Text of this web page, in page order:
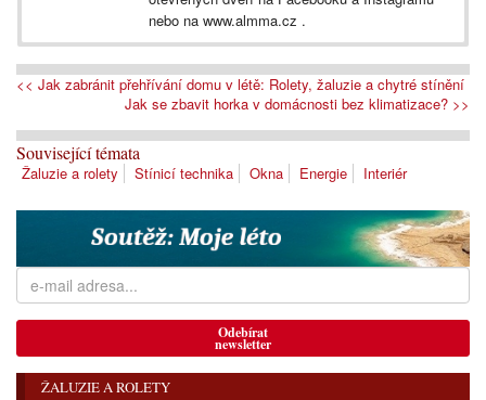
nebo na www.almma.cz .
<< Jak zabránit přehřívání domu v létě: Rolety, žaluzie a chytré stínění
Jak se zbavit horka v domácnosti bez klimatizace? >>
Související témata
Žaluzie a rolety Stínicí technika Okna Energie Interiér
Odebírat
newsletter
ŽALUZIE A ROLETY